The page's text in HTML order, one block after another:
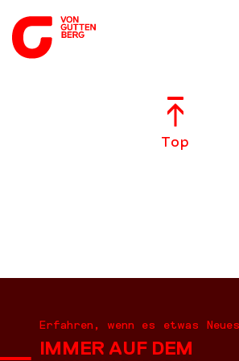
Top
Erfahren, wenn es etwas
IMMER AUF DEM